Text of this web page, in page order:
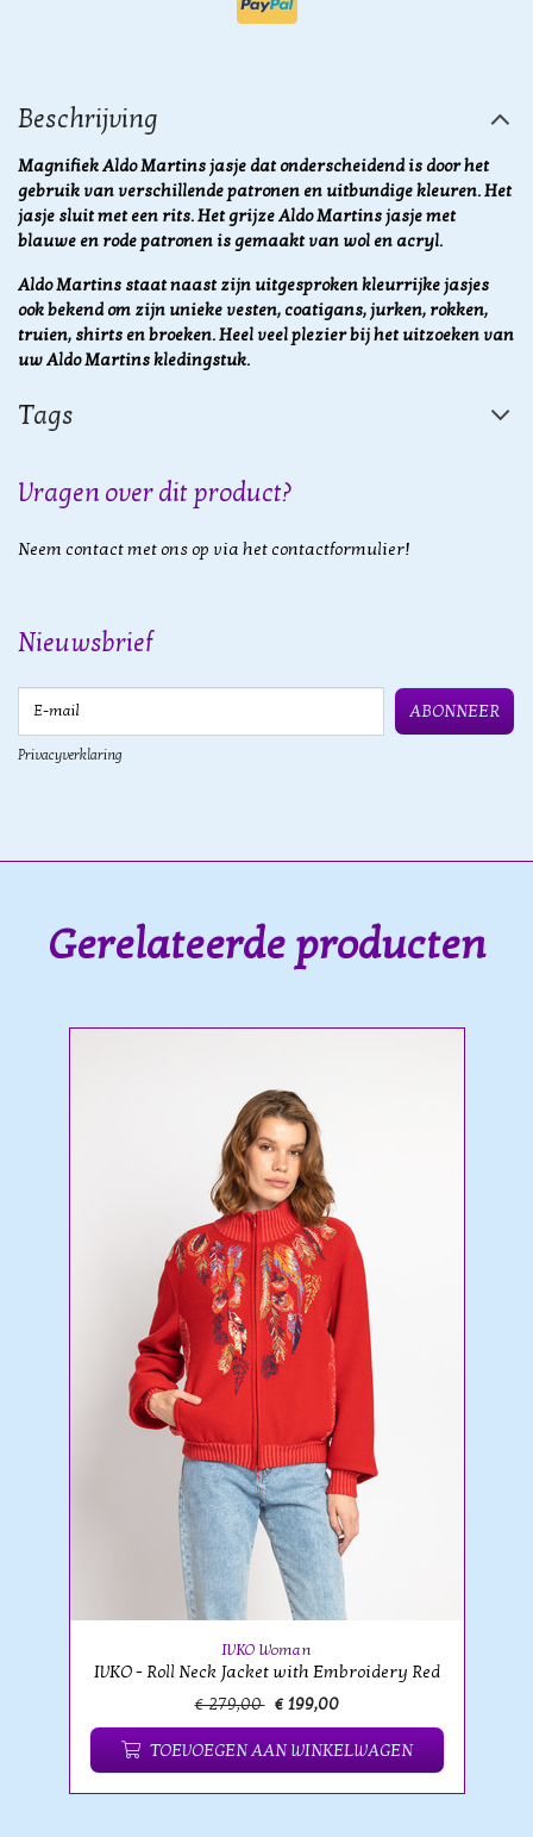
Beschrijving
Magnifiek Aldo Martins jasje dat onderscheidend is door het
gebruik van verschillende patronen en uitbundige kleuren. Het
jasje sluit met een rits. Het grijze Aldo Martins jasje met
blauwe en rode patronen is gemaakt van wol en acryl.
Aldo Martins staat naast zijn uitgesproken kleurrijke jasjes
ook bekend om zijn unieke vesten, coatigans, jurken, rokken,
truien, shirts en broeken. Heel veel plezier bij het uitzoeken van
uw Aldo Martins kledingstuk.
Tags
Vragen over dit product?
Neem contact met ons op via het contactformulier!
Nieuwsbrief
ABONNEER
Privacyverklaring
Gerelateerde producten
IVKO Woman
IVKO - Roll Neck Jacket with Embroidery Red
€ 279,00 € 199,00
TOEVOEGEN AAN WINKELWAGEN